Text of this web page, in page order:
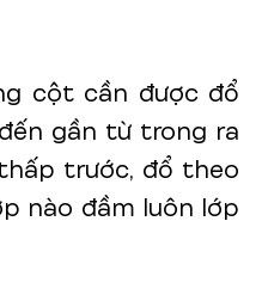
cột cần được đổ
gần từ trong ra
trước, đổ theo
nào đầm luôn lớp